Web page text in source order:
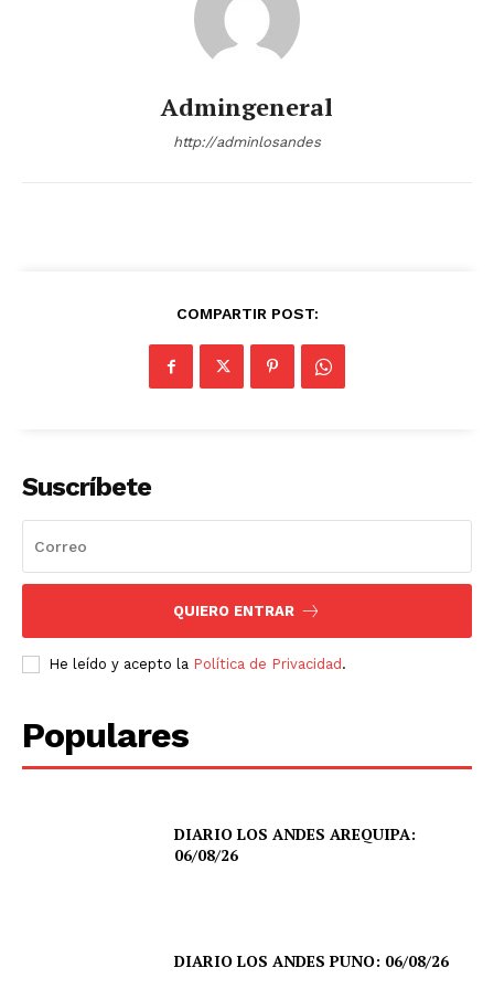
Admingeneral
http://adminlosandes
COMPARTIR POST:
Suscríbete
QUIERO ENTRAR
He leído y acepto la Política de Privacidad .
Populares
DIARIO LOS ANDES AREQUIPA:
06/08/26
DIARIO LOS ANDES PUNO: 06/08/26